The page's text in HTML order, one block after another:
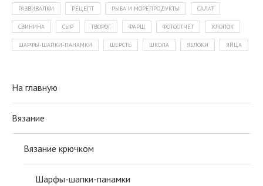
РАЗВИВАЛКИ РЕЦЕПТ РЫБА И МОРЕПРОДУКТЫ САЛАТ
СВИНИНА СЫР ТВОРОГ ФАРШ ФОТООТЧЕТ ХЛОПОК
ШАРФЫ-ШАПКИ-ПАНАМКИ ШЕРСТЬ ШКОЛА ЯБЛОКИ ЯЙЦА
На главную
Вязание
Вязание крючком
Шарфы-шапки-панамки